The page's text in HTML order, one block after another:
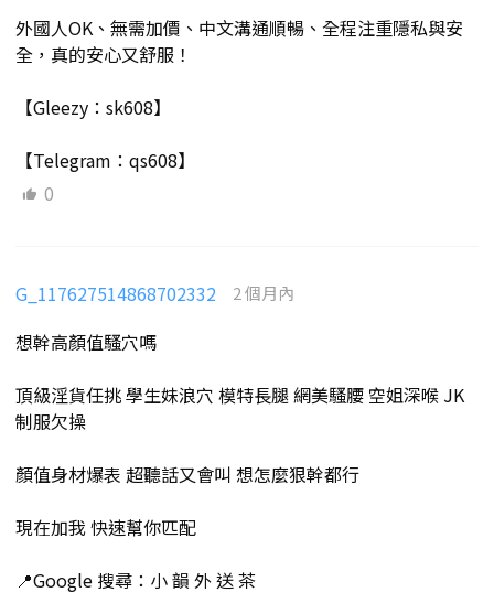
外國人OK、無需加價、中文溝通順暢、全程注重隱私與安
全，真的安心又舒服！
【Gleezy：sk608】
【Telegram：qs608】
0
G_117627514868702332 2 個月內
想幹高顏值騷穴嗎
頂級淫貨任挑 學生妹浪穴 模特長腿 網美騷腰 空姐深喉 JK
制服欠操
顏值身材爆表 超聽話又會叫 想怎麼狠幹都行
現在加我 快速幫你匹配
📍Google 搜尋：小 韻 外 送 茶